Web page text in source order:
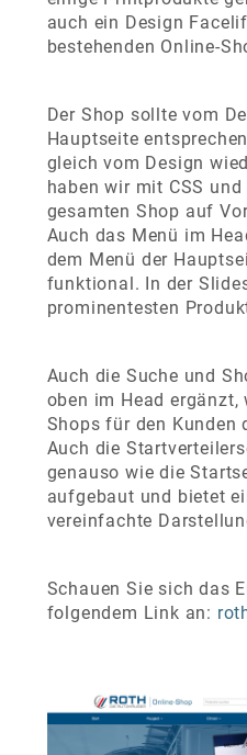
auch ein Design
bestehenden Online-
Der Shop sollte vom
Hauptseite
gleich vom Design
haben wir mit CSS
gesamten Shop auf
Auch das Menü im
dem Menü der
funktional. In der
prominentesten
Auch die Suche und
oben im Head
Shops für den Kunden
Auch die
genauso wie die
aufgebaut und bietet
vereinfachte
Schauen Sie sich das
folgendem Link an: